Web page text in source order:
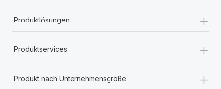
Produktlösungen +
Produktservices +
Produkt nach Unternehmensgröße +